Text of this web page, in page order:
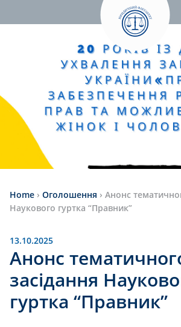
Home › Оголошення › Анонс
Наукового гуртка “Правник”
13.10.2025
Анонс
засідання
гуртка “Правник”